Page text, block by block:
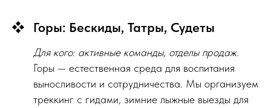
Горы: Бескиды, Татры, Судеты
Для кого: активные команды, отделы продаж.
Горы — естественная среда для воспитания
выносливости и сотрудничества. Мы организуем
треккинг с гидами, зимние лыжные выезды для